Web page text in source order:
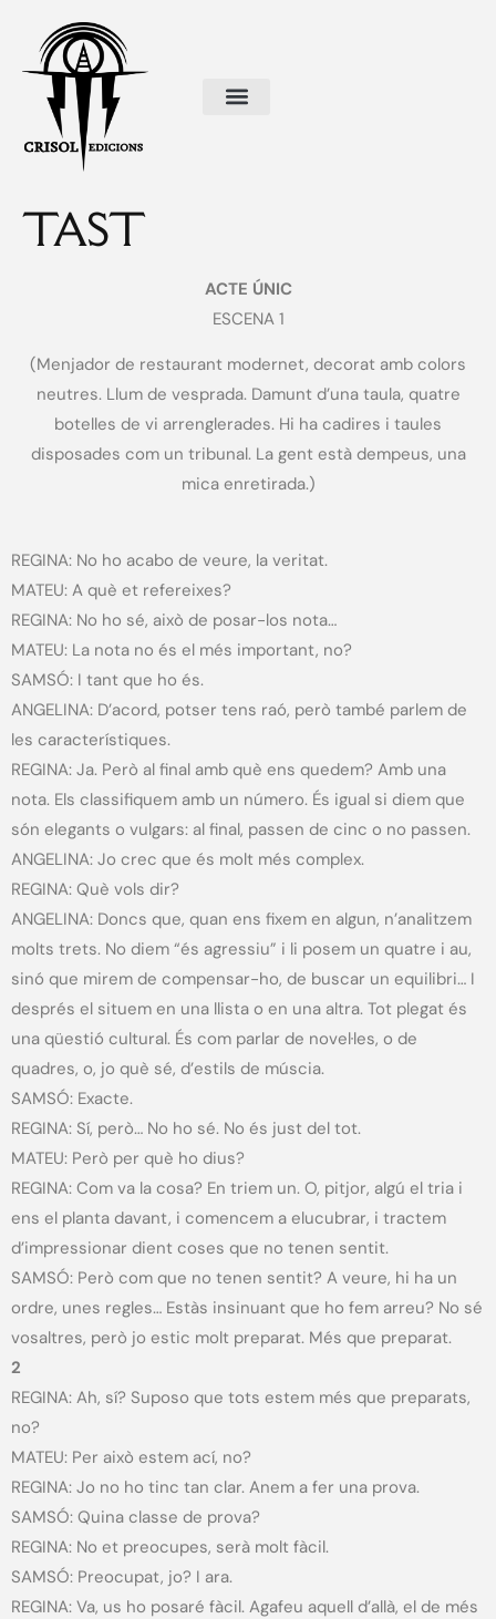
TAST
ACTE ÚNIC
ESCENA 1
(Menjador de restaurant modernet, decorat amb colors
neutres. Llum de vesprada. Damunt d’una taula, quatre
botelles de vi arrenglerades. Hi ha cadires i taules
disposades com un tribunal. La gent està dempeus, una
mica enretirada.)
REGINA: No ho acabo de veure, la veritat.
MATEU: A què et refereixes?
REGINA: No ho sé, això de posar-los nota…
MATEU: La nota no és el més important, no?
SAMSÓ: I tant que ho és.
ANGELINA: D’acord, potser tens raó, però també parlem de
les característiques.
REGINA: Ja. Però al final amb què ens quedem? Amb una
nota. Els classifiquem amb un número. És igual si diem que
són elegants o vulgars: al final, passen de cinc o no passen.
ANGELINA: Jo crec que és molt més complex.
REGINA: Què vols dir?
ANGELINA: Doncs que, quan ens fixem en algun, n’analitzem
molts trets. No diem “és agressiu” i li posem un quatre i au,
sinó que mirem de compensar-ho, de buscar un equilibri… I
després el situem en una llista o en una altra. Tot plegat és
una qüestió cultural. És com parlar de novel·les, o de
quadres, o, jo què sé, d’estils de múscia.
SAMSÓ: Exacte.
REGINA: Sí, però… No ho sé. No és just del tot.
MATEU: Però per què ho dius?
REGINA: Com va la cosa? En triem un. O, pitjor, algú el tria i
ens el planta davant, i comencem a elucubrar, i tractem
d’impressionar dient coses que no tenen sentit.
SAMSÓ: Però com que no tenen sentit? A veure, hi ha un
ordre, unes regles… Estàs insinuant que ho fem arreu? No sé
vosaltres, però jo estic molt preparat. Més que preparat.
2
REGINA: Ah, sí? Suposo que tots estem més que preparats,
no?
MATEU: Per això estem ací, no?
REGINA: Jo no ho tinc tan clar. Anem a fer una prova.
SAMSÓ: Quina classe de prova?
REGINA: No et preocupes, serà molt fàcil.
SAMSÓ: Preocupat, jo? I ara.
REGINA: Va, us ho posaré fàcil. Agafeu aquell d’allà, el de més